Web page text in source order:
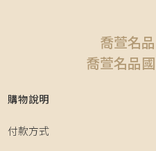
喬萱名
喬萱名品
購物說明
付款方式